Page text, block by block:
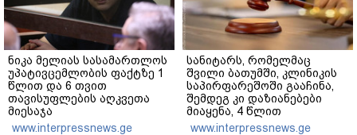
ნიკა მელიას სასამართლოს
უპატივცემლობის ფაქტზე 1
წლით და 6 თვით
თავისუფლების აღკვეთა
მიესაჯა
www.interpressnews.ge
სანიტარს, რომელმაც
შვილი ბათუმში, კლინიკის
საპირფარეშოში გააჩინა,
შემდეგ კი დაზიანებები
მიაყენა, 4 წლით
თავისუფლების აღკვეთა
www.interpressnews.ge